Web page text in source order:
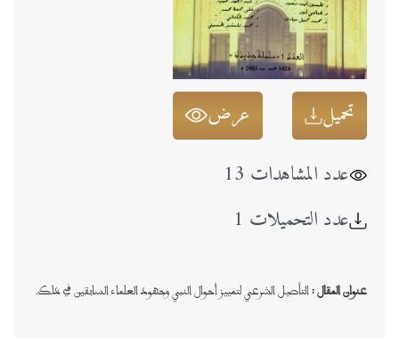
تحميل
عرض
عدد المشاهدات 13
عدد التحميلات 1
عنوان المقال :التأصيل الشرعي لتمييز أحوال النبي وجهود العلماء السابقين في ذلك.